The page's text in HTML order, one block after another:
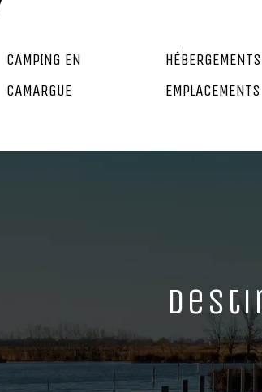
CAMPING EN
CAMARGUE
EMPLACEMENTS